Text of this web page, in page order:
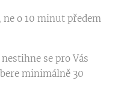
o 10 minut předem
se pro Vás
minimálně 30